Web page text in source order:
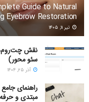
Guide to Natural
Eyebrow Restoration
تیر ۱۱, ۱۴۰۵
نقش چت‌روم‌ها
سئو محور)
آذر ۲۵, ۱۴۰۴
راهنمای
مبتدی و